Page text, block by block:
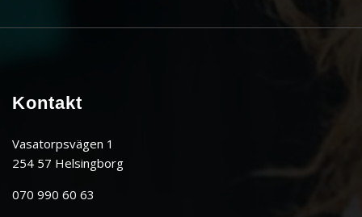
Kontakt
Vasatorpsvägen 1
254 57 Helsingborg
070 990 60 63